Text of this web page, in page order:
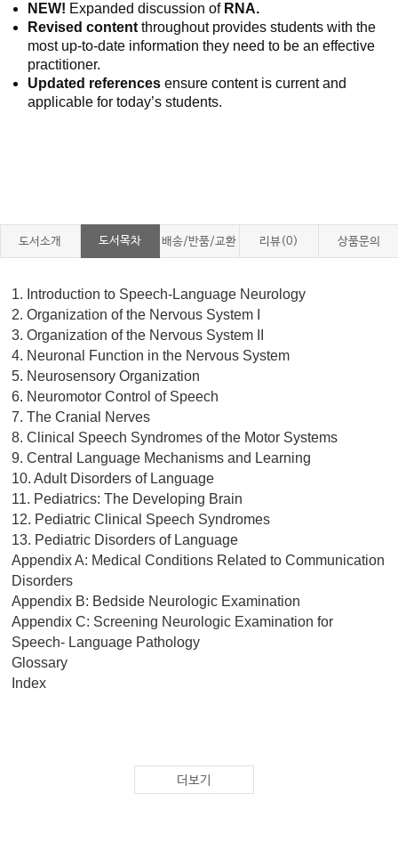
NEW! Expanded discussion of RNA.
Revised content throughout provides students with the
most up-to-date information they need to be an effective
practitioner.
Updated references ensure content is current and
applicable for today’s students.
도서소개 도서목차 배송/반품/교환 리뷰(0) 상품문의
1. Introduction to Speech-Language Neurology
2. Organization of the Nervous System I
3. Organization of the Nervous System II
4. Neuronal Function in the Nervous System
5. Neurosensory Organization
6. Neuromotor Control of Speech
7. The Cranial Nerves
8. Clinical Speech Syndromes of the Motor Systems
9. Central Language Mechanisms and Learning
10. Adult Disorders of Language
11. Pediatrics: The Developing Brain
12. Pediatric Clinical Speech Syndromes
13. Pediatric Disorders of Language
Appendix A: Medical Conditions Related to Communication
Disorders
Appendix B: Bedside Neurologic Examination
Appendix C: Screening Neurologic Examination for
Speech- Language Pathology
Glossary
Index
더보기